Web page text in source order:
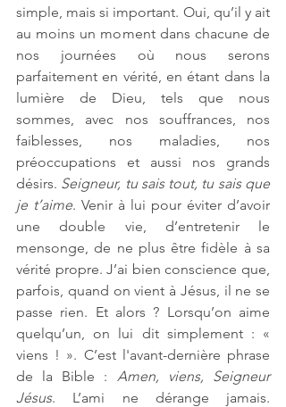
simple, mais si important. Oui, qu’il y ait
au moins un moment dans chacune de
nos journées où nous serons
parfaitement en vérité, en étant dans la
lumière de Dieu, tels que nous
sommes, avec nos souffrances, nos
faiblesses, nos maladies, nos
préoccupations et aussi nos grands
désirs. Seigneur, tu sais tout, tu sais que
je t’aime. Venir à lui pour éviter d’avoir
une double vie, d’entretenir le
mensonge, de ne plus être fidèle à sa
vérité propre. J’ai bien conscience que,
parfois, quand on vient à Jésus, il ne se
passe rien. Et alors ? Lorsqu’on aime
quelqu’un, on lui dit simplement : «
viens ! ». C’est l'avant-dernière phrase
de la Bible : Amen, viens, Seigneur
Jésus. L’ami ne dérange jamais.